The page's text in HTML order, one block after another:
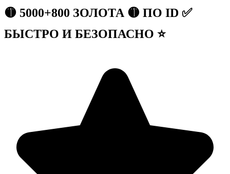
🟡 5000+800 ЗОЛОТА 🟡 ПО ID ✅
БЫСТРО И БЕЗОПАСНО ⭐